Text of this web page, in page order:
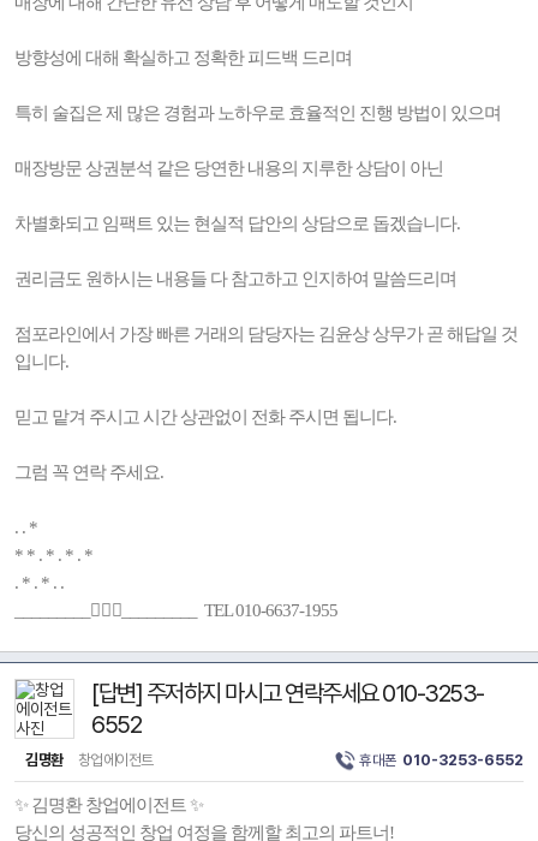
방향성에 대해 확실하고 정확한 피드백 드리며
특히 술집은 제 많은 경험과 노하우로 효율적인 진행 방법이 있으며
매장방문 상권분석 같은 당연한 내용의 지루한 상담이 아닌
차별화되고 임팩트 있는 현실적 답안의 상담으로 돕겠습니다.
권리금도 원하시는 내용들 다 참고하고 인지하여 말씀드리며
점포라인에서 가장 빠른 거래의 담당자는 김윤상 상무가 곧 해답일 것
입니다.
믿고 맡겨 주시고 시간 상관없이 전화 주시면 됩니다.
그럼 꼭 연락 주세요.
. . *
* * . * . * . *
. * . * . .
_________🚶🏻‍♂️_________ TEL 010-6637-1955
[답변] 주저하지 마시고 연락주세요 010-3253-
6552
김명환 창업에이전트 휴대폰 010-3253-6552
✨ 김명환 창업에이전트 ✨
당신의 성공적인 창업 여정을 함께할 최고의 파트너!